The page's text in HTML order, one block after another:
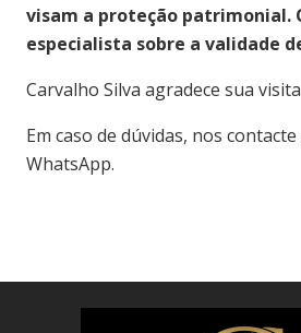
visam a proteção patrimonial.
especialista sobre a validade
Carvalho Silva agradece sua
Em caso de dúvidas, nos
WhatsApp.